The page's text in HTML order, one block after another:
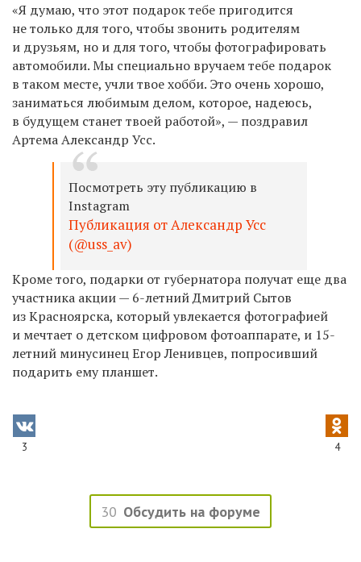
«Я думаю, что этот подарок тебе пригодится
не только для того, чтобы звонить родителям
и друзьям, но и для того, чтобы фотографировать
автомобили. Мы специально вручаем тебе подарок
в таком месте, учли твое хобби. Это очень хорошо,
заниматься любимым делом, которое, надеюсь,
в будущем станет твоей работой», — поздравил
Артема Александр Усс.
Посмотреть эту публикацию в
Instagram
Публикация от Александр Усс
(@uss_av)
Кроме того, подарки от губернатора получат еще два
участника акции — 6-летний Дмитрий Сытов
из Красноярска, который увлекается фотографией
и мечтает о детском цифровом фотоаппарате, и 15-
летний минусинец Егор Ленивцев, попросивший
подарить ему планшет.
3 4
30 Обсудить на форуме